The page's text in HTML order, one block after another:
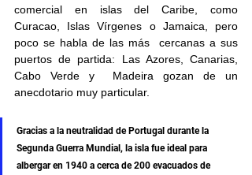
comercial en islas del Caribe, como
Curacao, Islas Vírgenes o Jamaica, pero
poco se habla de las más  cercanas a sus
puertos de partida: Las Azores, Canarias,
Cabo Verde y  Madeira gozan de un
anecdotario muy particular.
Gracias a la neutralidad de Portugal durante la
Segunda Guerra Mundial, la isla fue ideal para
albergar en 1940 a cerca de 200 evacuados de